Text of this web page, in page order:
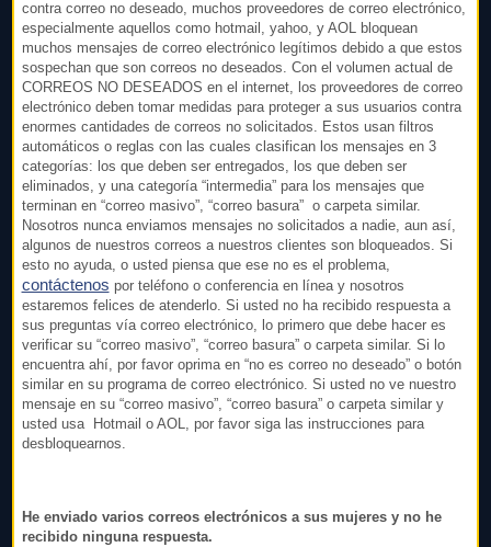
contra correo no deseado, muchos proveedores de correo electrónico,
especialmente aquellos como hotmail, yahoo, y AOL bloquean
muchos mensajes de correo electrónico legítimos debido a que estos
sospechan que son correos no deseados. Con el volumen actual de
CORREOS NO DESEADOS en el internet, los proveedores de correo
electrónico deben tomar medidas para proteger a sus usuarios contra
enormes cantidades de correos no solicitados. Estos usan filtros
automáticos o reglas con las cuales clasifican los mensajes en 3
categorías: los que deben ser entregados, los que deben ser
eliminados, y una categoría “intermedia” para los mensajes que
terminan en “correo masivo”, “correo basura” o carpeta similar.
Nosotros nunca enviamos mensajes no solicitados a nadie, aun así,
algunos de nuestros correos a nuestros clientes son bloqueados. Si
esto no ayuda, o usted piensa que ese no es el problema,
contáctenos por teléfono o conferencia en línea y nosotros
estaremos felices de atenderlo. Si usted no ha recibido respuesta a
sus preguntas vía correo electrónico, lo primero que debe hacer es
verificar su “correo masivo”, “correo basura” o carpeta similar. Si lo
encuentra ahí, por favor oprima en “no es correo no deseado” o botón
similar en su programa de correo electrónico. Si usted no ve nuestro
mensaje en su “correo masivo”, “correo basura” o carpeta similar y
usted usa Hotmail o AOL, por favor siga las instrucciones para
desbloquearnos.
He enviado varios correos electrónicos a sus mujeres y no he
recibido ninguna respuesta.